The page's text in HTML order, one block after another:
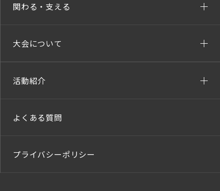
関わる・支える
大会について
活動紹介
よくある質問
プライバシーポリシー